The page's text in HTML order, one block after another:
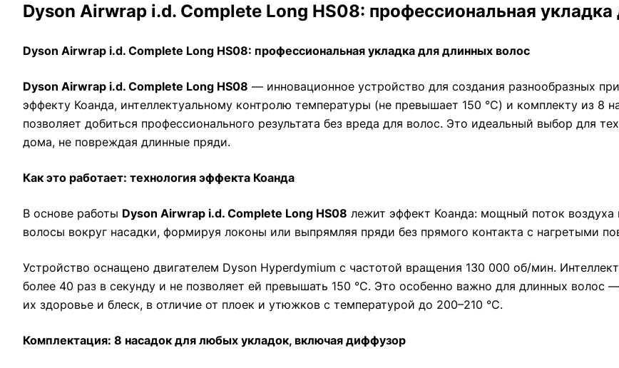
Dyson Airwrap i.d. Complete Long HS08: профессиональная
Dyson Airwrap i.d. Complete Long HS08: профессиональная укладка для длинных волос
Dyson Airwrap i.d. Complete Long HS08 — инновационное устройство для создания разнообразных
эффекту Коанда, интеллектуальному контролю температуры (не превышает 150 °C) и комплекту из 8
позволяет добиться профессионального результата без вреда для волос. Это идеальный выбор для
дома, не повреждая длинные пряди.
Как это работает: технология эффекта Коанда
В основе работы Dyson Airwrap i.d. Complete Long HS08 лежит эффект Коанда: мощный поток воздуха
волосы вокруг насадки, формируя локоны или выпрямляя пряди без прямого контакта с нагретыми
Устройство оснащено двигателем Dyson Hyperdymium с частотой вращения 130 000 об/мин.
более 40 раз в секунду и не позволяет ей превышать 150 °C. Это особенно важно для длинных
их здоровье и блеск, в отличие от плоек и утюжков с температурой до 200–210 °C.
Комплектация: 8 насадок для любых укладок, включая диффузор